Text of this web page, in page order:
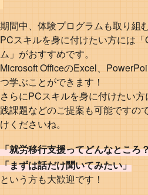
期間中、体験プログラムも取り組
PCスキルを身に付けたい方には
ム」がおすすめです。
Microsoft OfficeのExcel、
つ学ぶことができます！
さらにPCスキルを身に付けたい
践課題などのご提案も可能ですの
けくださいね。
「就労移行支援ってどんなところ
「まずは話だけ聞いてみたい」
という方も大歓迎です！